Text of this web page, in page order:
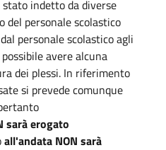
stato indetto da diverse
del personale scolastico
personale scolastico agli
avere alcuna
dei plessi. In riferimento
si prevede comunque
sarà erogato
all'andata NON sarà